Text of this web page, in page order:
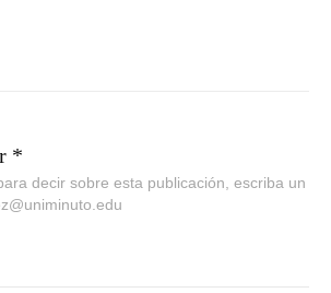
*
decir sobre esta publicación, escriba un